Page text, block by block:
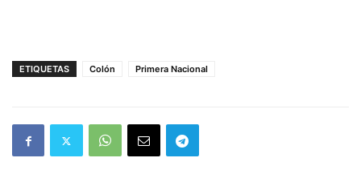
ETIQUETAS Colón Primera Nacional